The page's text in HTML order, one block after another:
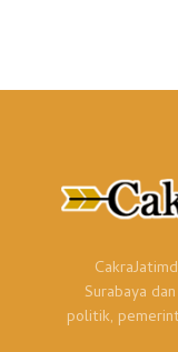
Surabaya
politik,